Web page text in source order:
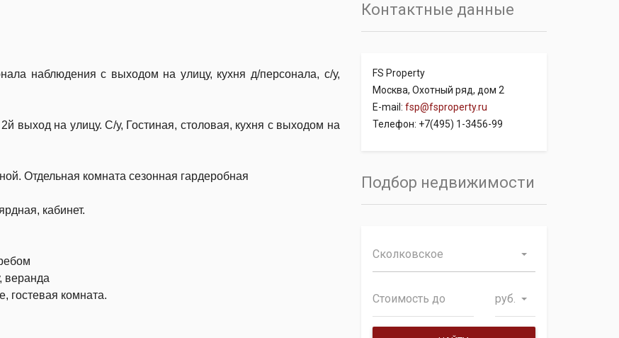
наблюдения с выходом на улицу, кухня д/персонала, с/у,
выход на улицу. С/у, Гостиная, столовая, кухня с выходом на
Отдельная комната сезонная гардеробная
кабинет.
веранда
гостевая комната.
Контактные данные
FS Property
Москва, Охотный ряд, дом 2
E-mail: fsp@fsproperty.ru
Телефон: +7(495) 1-3456-99
Подбор недвижимости
Сколковское
руб.